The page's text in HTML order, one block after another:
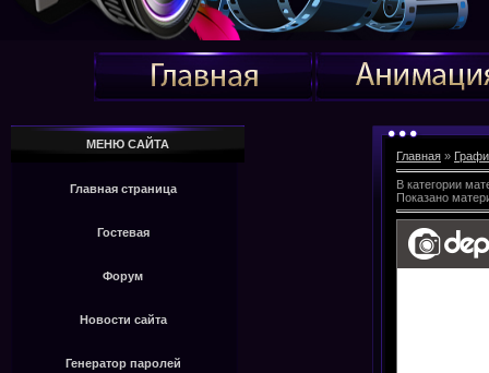
МЕНЮ САЙТА
Главная страница
Гостевая
Форум
Новости сайта
Генератор паролей
Главная »
В категории
Показано